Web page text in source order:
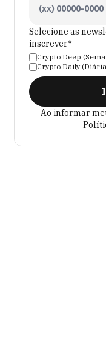
Selecione as
inscrever*
Crypto Deep
Crypto Daily
Ao informar